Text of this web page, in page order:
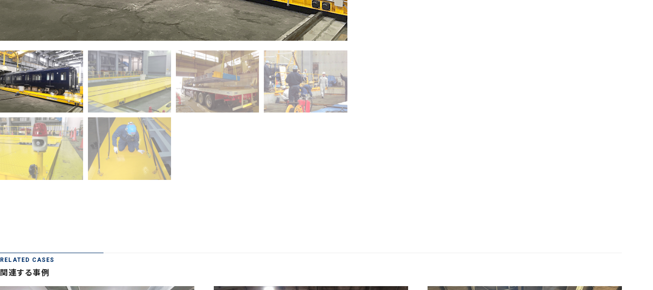
RELATED CASES
関連する事例